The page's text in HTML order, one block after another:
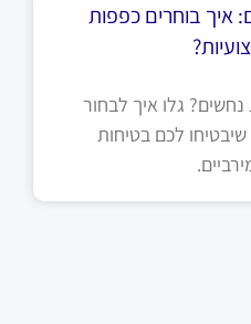
איך בוחרים כפפות
גלו איך לבחור
שיבטיחו לכם בטיחות